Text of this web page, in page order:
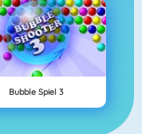
Bubble Spiel 3